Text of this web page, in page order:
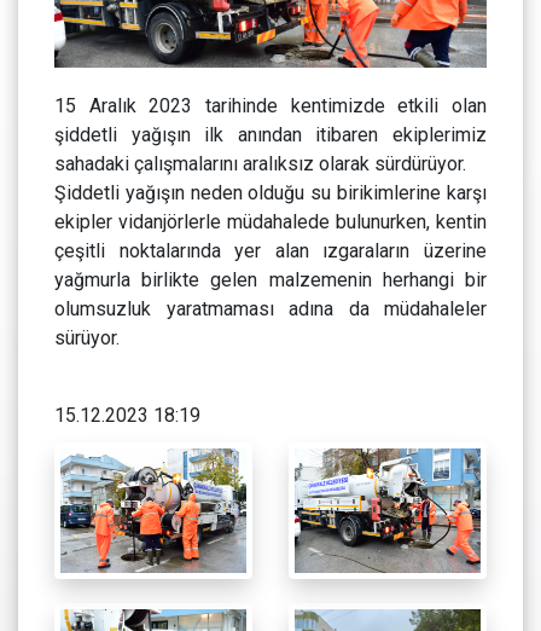
15 Aralık 2023 tarihinde kentimizde etkili olan
şiddetli yağışın ilk anından itibaren ekiplerimiz
sahadaki çalışmalarını aralıksız olarak sürdürüyor.
Şiddetli yağışın neden olduğu su birikimlerine karşı
ekipler vidanjörlerle müdahalede bulunurken, kentin
çeşitli noktalarında yer alan ızgaraların üzerine
yağmurla birlikte gelen malzemenin herhangi bir
olumsuzluk yaratmaması adına da müdahaleler
sürüyor.
15.12.2023 18:19